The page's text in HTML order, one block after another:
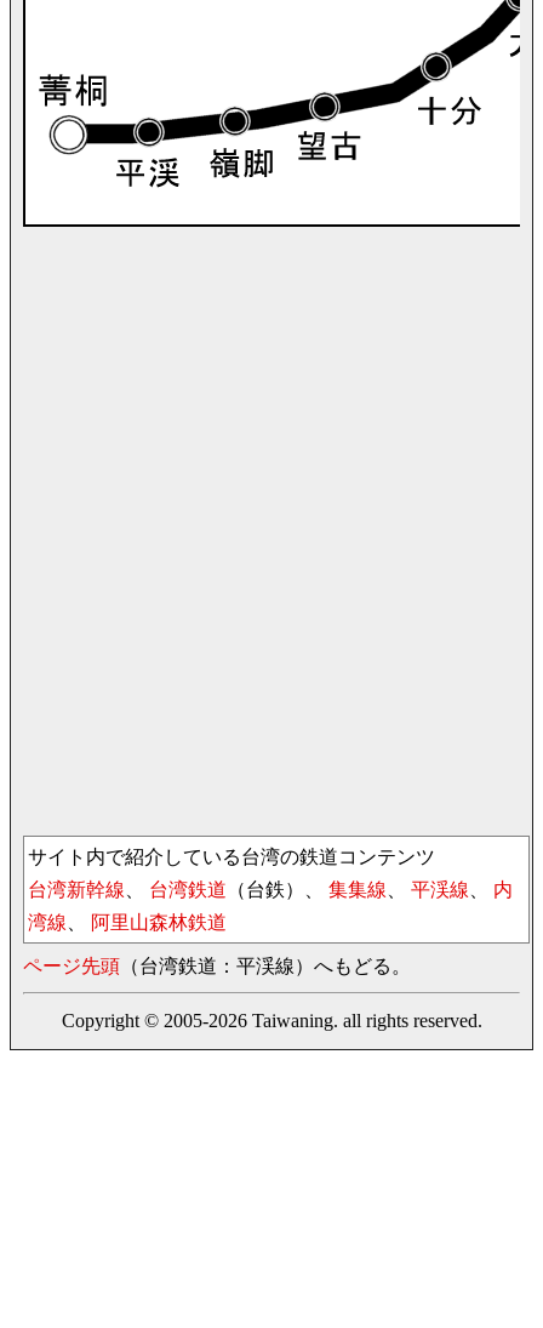
サイト内で紹介している台湾の鉄道コンテンツ
台湾新幹線、 台湾鉄道 （台鉄）、 集集線、 平渓線、 内
湾線、 阿里山森林鉄道
ページ先頭 （台湾鉄道：平渓線）へもどる。
Copyright © 2005-2026 Taiwaning. all rights reserved.